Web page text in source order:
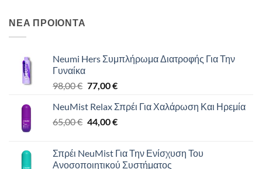
ΝΕΑ ΠΡΟΙΟΝΤΑ
Neumi Hers Συμπλήρωμα Διατροφής Για Την
Γυναίκα
98,00€ Original
was:
98,00 €.
77,00€Η
τιμή
είναι:
NeuMist Relax Σπρέι Για Χαλάρωση Και Ηρεμία
65,00€ Original
65,00 €.
44,00€Η
είναι:
Σπρέι NeuMist Για Την Ενίσχυση Του
Ανοσοποιητικού Συστήματος